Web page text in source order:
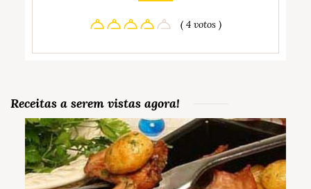
( 4 votos )
Receitas a serem vistas agora!